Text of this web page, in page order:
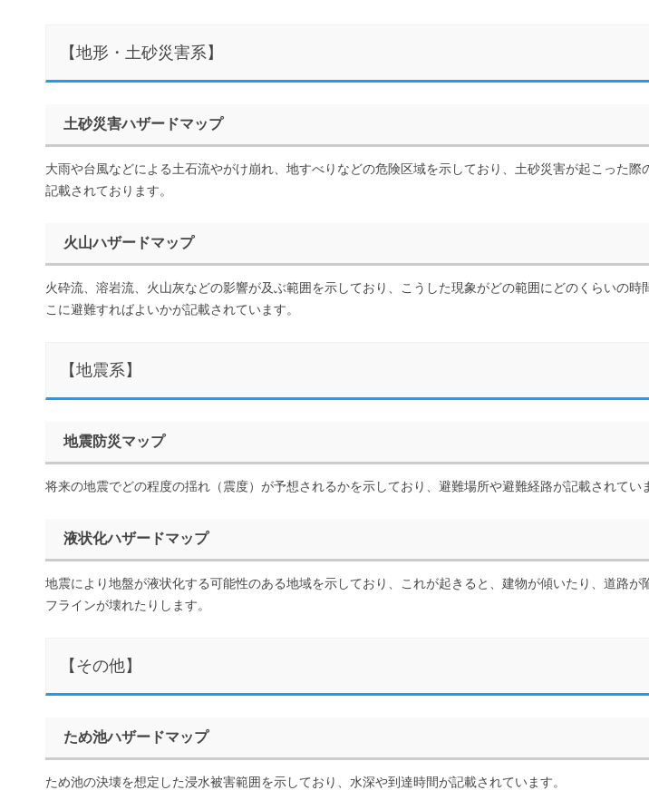
【地形・土砂災害系】
土砂災害ハザードマップ
大雨や台風などによる土石流やがけ崩れ、地すべりなどの危険区域を示しており、土砂災害が起こった際
記載されております。
火山ハザードマップ
火砕流、溶岩流、火山灰などの影響が及ぶ範囲を示しており、こうした現象がどの範囲にどのくらいの時
こに避難すればよいかが記載されています。
【地震系】
地震防災マップ
将来の地震でどの程度の揺れ（震度）が予想されるかを示しており、避難場所や避難経路が記載されてい
液状化ハザードマップ
地震により地盤が液状化する可能性のある地域を示しており、これが起きると、建物が傾いたり、道路が
フラインが壊れたりします。
【その他】
ため池ハザードマップ
ため池の決壊を想定した浸水被害範囲を示しており、水深や到達時間が記載されています。